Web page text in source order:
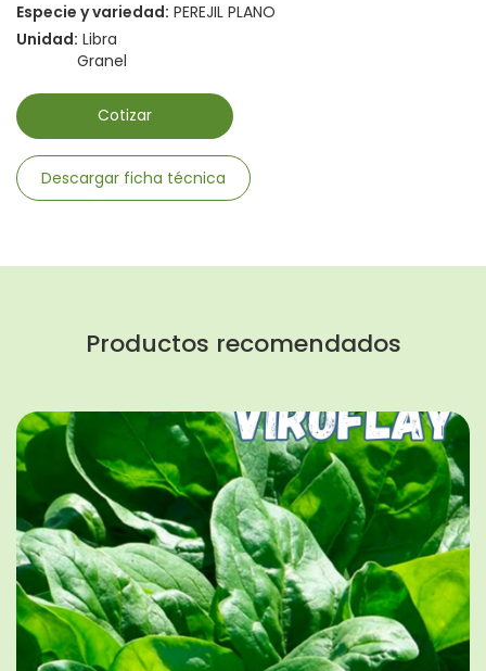
Especie y variedad: PEREJIL PLANO
Unidad: Libra
Granel
Cotizar
Descargar ficha técnica
Productos recomendados